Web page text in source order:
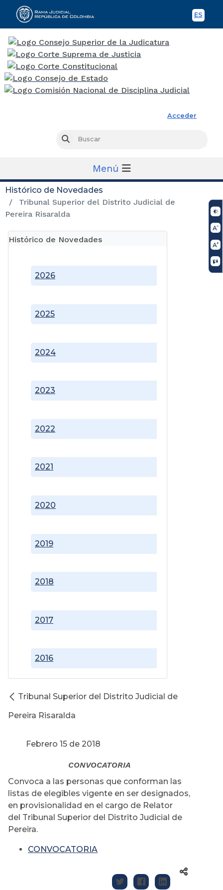
ES
Acceder
Buscar
Menú
Histórico de Novedades
Tribunal Superior del Distrito Judicial de
Pereira Risaralda
Histórico de Novedades
2016
2017
2018
2019
2020
2021
2022
2023
2024
2025
2026
Tribunal Superior del Distrito Judicial de
Pereira Risaralda
Febrero 15 de 2018
CONVOCATORIA
Convoca a las personas que conforman las
listas de elegibles vigente en ser designados,
en provisionalidad en el cargo de Relator
del Tribunal Superior del Distrito Judicial de
Pereira.
CONVOCATORIA